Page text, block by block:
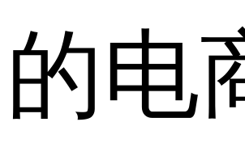
的电